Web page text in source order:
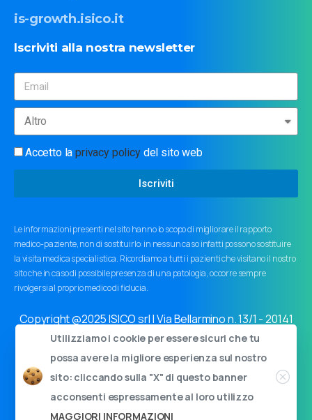
is-growth.isico.it
Iscriviti alla nostra newsletter
Accetto laprivacy policydel sito web
Iscriviti
Le informazioni presenti nel sito hanno lo scopo di migliorare il rapporto
medico-paziente, non di sostituirlo: in nessun caso infatti possono sostituire
la visita medica specialistica. Ricordiamo a tutti i pazienti che visitano il nostro
sito che in caso di possibile presenza di una patologia, occorre sempre
rivolgersi al proprio medico di fiducia.
Copyright @2025 ISICO srl | Via Bellarmino n. 13/1 - 20141
Milano | Cap.soc. 11000€ i.v. | C.F. e P.I. 03759440963
Privacy policy|Cookie policy|Informativa ai sensi dell'art.
34 GDPR
Utilizziamo i cookie per essere sicuri che tu
possa avere la migliore esperienza sul nostro
sito: cliccando sulla "X" di questo banner
acconsenti espressamente al loro utilizzo
MAGGIORI INFORMAZIONI